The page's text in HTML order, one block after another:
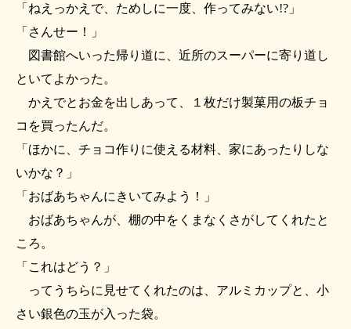
「ねえっかえで、ためしに一度、作ってみない!?」
「さんせー！」
図書館へいった帰り道に、近所のスーパーに寄り道し
といてよかった。
かえでとお金を出しあって、１枚だけ製菓用の板チョ
コを買ったんだ。
「ほかに、チョコ作りに使える材料、家にあったりしな
いかな？」
「おばあちゃんにきいてみよう！」
おばあちゃんが、棚の中をくまなくさがしてくれたと
ころ。
「これはどう？」
ってうちらに見せてくれたのは、アルミカップと、小
さい銀色の玉が入った袋。